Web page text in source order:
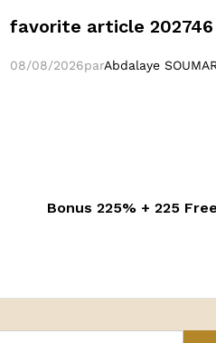
favorite article 202746
08/08/2026parAbdalaye
Bonus 225% + 225